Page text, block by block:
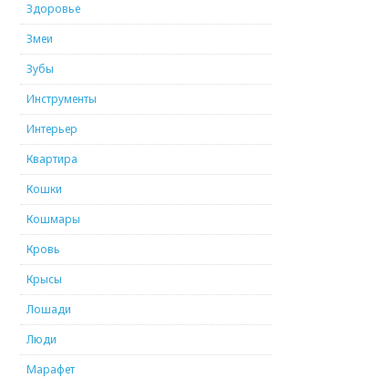
Здоровье
Змеи
Зубы
Инструменты
Интерьер
Квартира
Кошки
Кошмары
Кровь
Крысы
Лошади
Люди
Марафет